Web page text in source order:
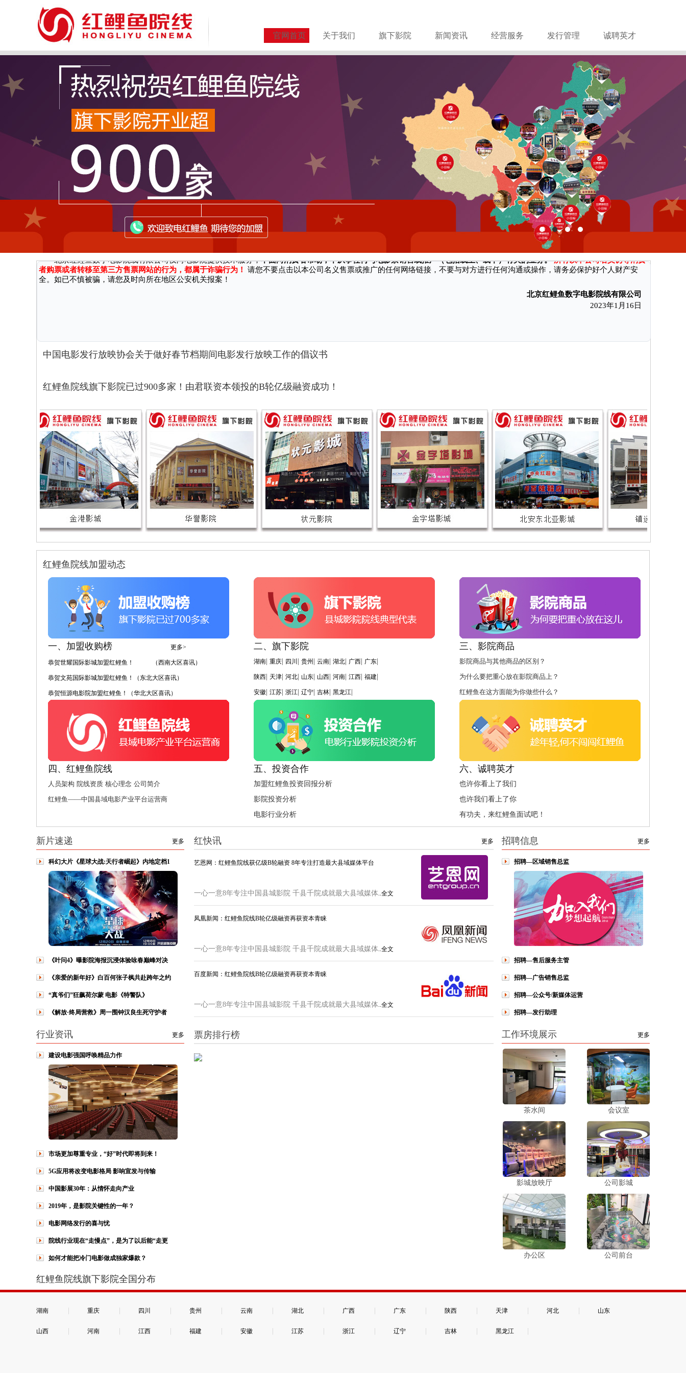
官网首页 关于我们 旗下影院 新闻资讯 经营服务 发行管理 诚聘英才
关于谨防诈骗的严正声明
致 尊敬的广大消费者：
因近期接到国家机关反馈，有不法分子通过微信、第三方网站/软件等渠道冒充本公司名义、对外销售电影票并承诺奖励、实施诈骗行为，消费者付款后无法获得电影票和奖励、遭受财产损失。现本公司特向
广大消费者严正声明：
北京红鲤鱼数字电影院线有限公司仅向电影院提供技术服务，不面向消费者市场，不从事任何与电影票销售或推广（包括线上、线下）有关的业务。 所有以本公司名义诱导消费
者购票或者转移至第三方售票网站的行为，都属于诈骗行为！请您不要点击以本公司名义售票或推广的任何网络链接，不要与对方进行任何沟通或操作，请务必保护好个人财产安
全。如已不慎被骗，请您及时向所在地区公安机关报案！
2023年1月16日
中国电影发行放映协会关于做好春节档期间电影发行放映工作的倡议书
红鲤鱼院线旗下影院已过900多家！由君联资本领投的B轮亿级融资成功！
红鲤鱼院线加盟动态
一、加盟收购榜 更多>
恭贺世耀国际影城加盟红鲤鱼！ （西南大区喜讯）
恭贺文苑国际影城加盟红鲤鱼！（东北大区喜讯）
恭贺恒源电影院加盟红鲤鱼！（华北大区喜讯）
二、旗下影院
湖南 重庆 四川 贵州 云南 湖北 广西 广东
陕西 天津 河北 山东 山西 河南 江西 福建
安徽 江苏 浙江 辽宁 吉林 黑龙江
三、影院商品
影院商品与其他商品的区别？
为什么要把重心放在影院商品上？
红鲤鱼在这方面能为你做些什么？
四、红鲤鱼院线
人员架构 院线资质 核心理念 公司简介
红鲤鱼——中国县域电影产业平台运营商
五、投资合作
加盟红鲤鱼投资回报分析
影院投资分析
电影行业分析
六、诚聘英才
也许你看上了我们
也许我们看上了你
有功夫，来红鲤鱼面试吧！
更多
新片速递
科幻大片《星球大战:天行者崛起》内地定档1
《叶问4》曝影院海报沉浸体验咏春巅峰对决
《亲爱的新年好》白百何张子枫共赴跨年之约
“真爷们”狂飙荷尔蒙 电影《特警队》
《解放·终局营救》周一围钟汉良生死守护者
更多
行业资讯
建设电影强国呼唤精品力作
市场更加尊重专业，“好”时代即将到来！
5G应用将改变电影格局 影响宣发与传输
中国影展30年：从情怀走向产业
2019年，是影院关键性的一年？
电影网络发行的喜与忧
院线行业现在“走慢点”，是为了以后能“走更
如何才能把冷门电影做成独家爆款？
更多
红快讯
艺恩网：红鲤鱼院线获亿级B轮融资 8年专注打造最大县域媒体平台
一心一意8年专注中国县城影院 千县千院成就最大县域媒体..全文
凤凰新闻：红鲤鱼院线B轮亿级融资再获资本青睐
一心一意8年专注中国县城影院 千县千院成就最大县域媒体..全文
百度新闻：红鲤鱼院线B轮亿级融资再获资本青睐
一心一意8年专注中国县城影院 千县千院成就最大县域媒体..全文
票房排行榜
更多
招聘信息
招聘—区域销售总监
招聘—售后服务主管
招聘—广告销售总监
招聘—公众号/新媒体运营
招聘—发行助理
更多
工作环境展示
茶水间 会议室
影城放映厅 公司影城
办公区 公司前台
红鲤鱼院线旗下影院全国分布
湖南 重庆 四川 贵州 云南 湖北 广西 广东 陕西 天津 河北 山东
山西 河南 江西 福建 安徽 江苏 浙江 辽宁 吉林 黑龙江